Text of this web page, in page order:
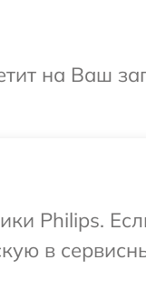
на Ваш
Philips.
в